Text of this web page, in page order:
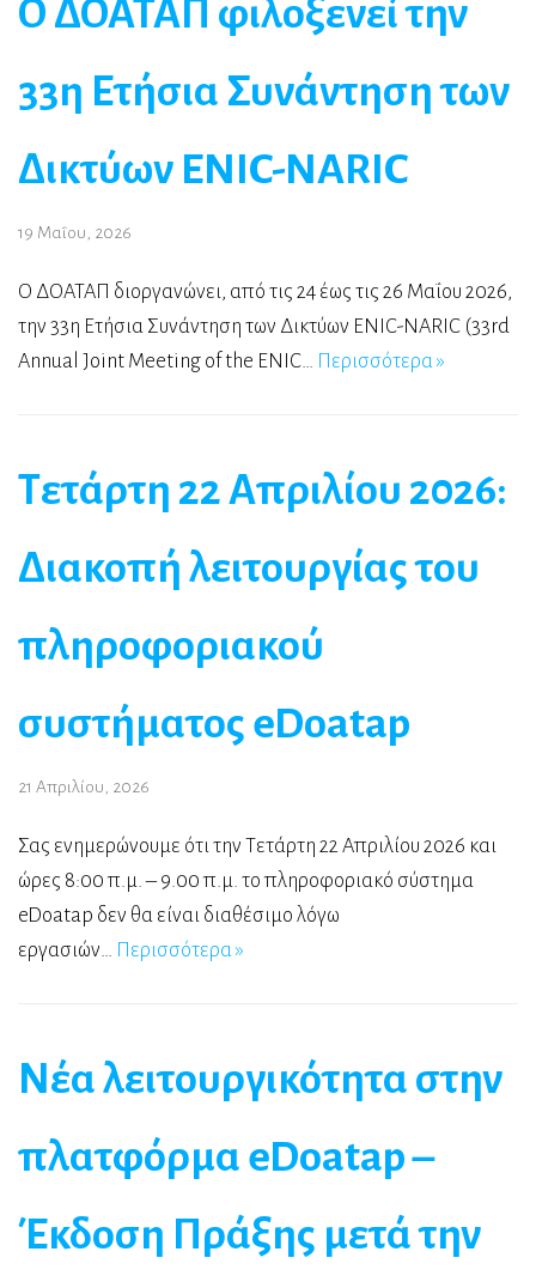
Ο ΔΟΑΤΑΠ φιλοξενεί την
33η Ετήσια Συνάντηση των
Δικτύων ENIC-NARIC
19 Μαΐου, 2026
Ο ΔΟΑΤΑΠ διοργανώνει, από τις 24 έως τις 26 Μαΐου 2026,
την 33η Ετήσια Συνάντηση των Δικτύων ENIC-NARIC (33rd
Annual Joint Meeting of the ENIC… Περισσότερα »
Τετάρτη 22 Απριλίου 2026:
Διακοπή λειτουργίας του
πληροφοριακού
συστήματος eDoatap
21 Απριλίου, 2026
Σας ενημερώνουμε ότι την Τετάρτη 22 Απριλίου 2026 και
ώρες 8:00 π.μ. – 9.00 π.μ. το πληροφοριακό σύστημα
eDoatap δεν θα είναι διαθέσιμο λόγω
εργασιών… Περισσότερα »
Νέα λειτουργικότητα στην
πλατφόρμα eDoatap –
Έκδοση Πράξης μετά την